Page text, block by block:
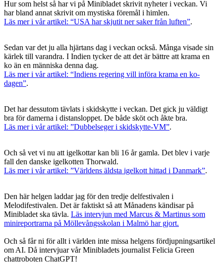
Hur som helst så har vi på Minibladet skrivit nyheter i veckan. Vi
har bland annat skrivit om mystiska föremål i himlen.
Läs mer i vår artikel: “USA har skjutit ner saker från luften”.
Sedan var det ju alla hjärtans dag i veckan också. Många visade sin
kärlek till varandra. I Indien tycker de att det är bättre att krama en
ko än en människa denna dag.
Läs mer i vår artikel: “Indiens regering vill införa krama en ko-
dagen”.
Det har dessutom tävlats i skidskytte i veckan. Det gick ju väldigt
bra för damerna i distansloppet. De både sköt och åkte bra.
Läs mer i vår artikel: ”Dubbelseger i skidskytte-VM”.
Och så vet vi nu att igelkottar kan bli 16 år gamla. Det blev i varje
fall den danske igelkotten Thorwald.
Läs mer i vår artikel: ”Världens äldsta igelkott hittad i Danmark”.
Den här helgen laddar jag för den tredje delfestivalen i
Melodifestivalen. Det är faktiskt så att Månadens kändisar på
Minibladet ska tävla. Läs intervjun med Marcus & Martinus som
minireportrarna på Möllevångsskolan i Malmö har gjort.
Och så får ni för allt i världen inte missa helgens fördjupningsartikel
om AI. Då intervjuar vår Minibladets journalist Felicia Green
chattroboten ChatGPT!